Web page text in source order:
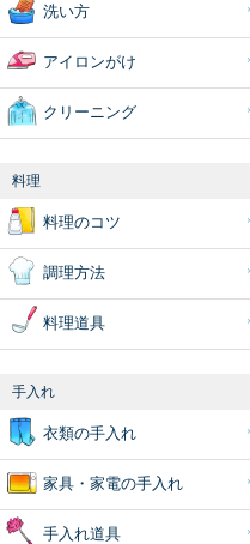
洗い方
アイロンがけ
クリーニング
料理
料理のコツ
調理方法
料理道具
手入れ
衣類の手入れ
家具・家電の手入れ
手入れ道具